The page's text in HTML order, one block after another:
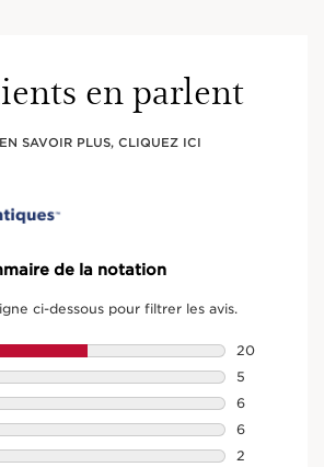
en parlent
SAVOIR PLUS, CLIQUEZ ICI